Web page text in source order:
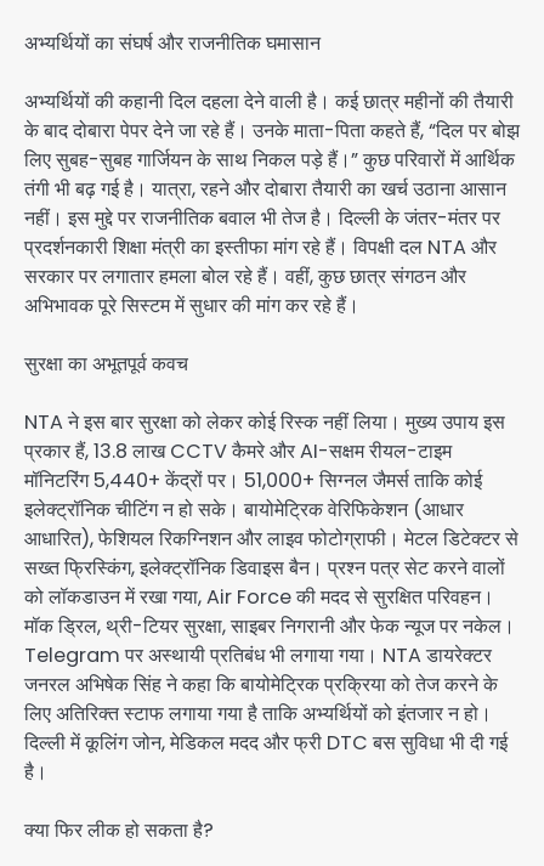
अभ्यर्थियों का संघर्ष और राजनीतिक घमासान
अभ्यर्थियों की कहानी दिल दहला देने वाली है। कई छात्र महीनों की तैयारी
के बाद दोबारा पेपर देने जा रहे हैं। उनके माता-पिता कहते हैं, “दिल पर बोझ
लिए सुबह-सुबह गार्जियन के साथ निकल पड़े हैं।” कुछ परिवारों में आर्थिक
तंगी भी बढ़ गई है। यात्रा, रहने और दोबारा तैयारी का खर्च उठाना आसान
नहीं। इस मुद्दे पर राजनीतिक बवाल भी तेज है। दिल्ली के जंतर-मंतर पर
प्रदर्शनकारी शिक्षा मंत्री का इस्तीफा मांग रहे हैं। विपक्षी दल NTA और
सरकार पर लगातार हमला बोल रहे हैं। वहीं, कुछ छात्र संगठन और
अभिभावक पूरे सिस्टम में सुधार की मांग कर रहे हैं।
सुरक्षा का अभूतपूर्व कवच
NTA ने इस बार सुरक्षा को लेकर कोई रिस्क नहीं लिया। मुख्य उपाय इस
प्रकार हैं, 13.8 लाख CCTV कैमरे और AI-सक्षम रीयल-टाइम
मॉनिटरिंग 5,440+ केंद्रों पर। 51,000+ सिग्नल जैमर्स ताकि कोई
इलेक्ट्रॉनिक चीटिंग न हो सके। बायोमेट्रिक वेरिफिकेशन (आधार
आधारित), फेशियल रिकग्निशन और लाइव फोटोग्राफी। मेटल डिटेक्टर से
सख्त फ्रिस्किंग, इलेक्ट्रॉनिक डिवाइस बैन। प्रश्न पत्र सेट करने वालों
को लॉकडाउन में रखा गया, Air Force की मदद से सुरक्षित परिवहन।
मॉक ड्रिल, थ्री-टियर सुरक्षा, साइबर निगरानी और फेक न्यूज पर नकेल।
Telegram पर अस्थायी प्रतिबंध भी लगाया गया। NTA डायरेक्टर
जनरल अभिषेक सिंह ने कहा कि बायोमेट्रिक प्रक्रिया को तेज करने के
लिए अतिरिक्त स्टाफ लगाया गया है ताकि अभ्यर्थियों को इंतजार न हो।
दिल्ली में कूलिंग जोन, मेडिकल मदद और फ्री DTC बस सुविधा भी दी गई
है।
क्या फिर लीक हो सकता है?